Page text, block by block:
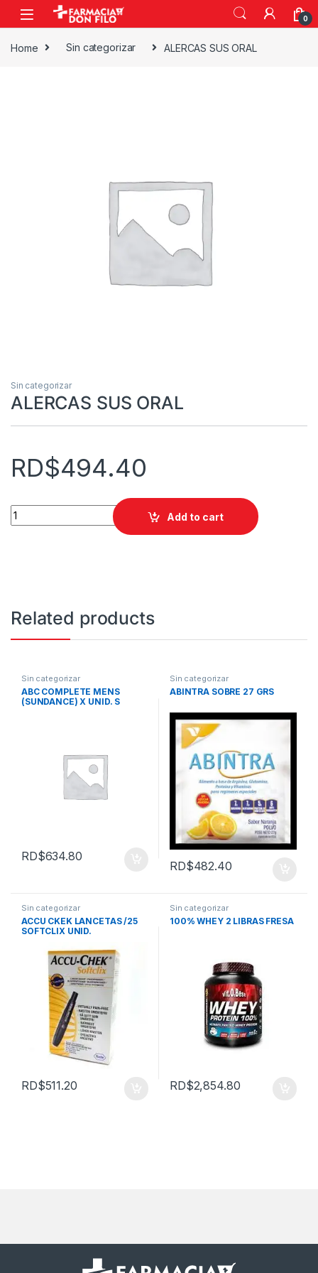
0
Home Sin categorizar ALERCAS SUS ORAL
Sin categorizar
ALERCAS SUS ORAL
RD$494.40
ALERCAS SUS ORAL quantity
Add to cart
Related products
Sin categorizar
ABC COMPLETE MENS
(SUNDANCE) X UNID. S
RD$634.80
Sin categorizar
ABINTRA SOBRE 27 GRS
RD$482.40
Sin categorizar
ACCU CKEK LANCETAS /25
SOFTCLIX UNID.
RD$511.20
Sin categorizar
100% WHEY 2 LIBRAS FRESA
RD$2,854.80